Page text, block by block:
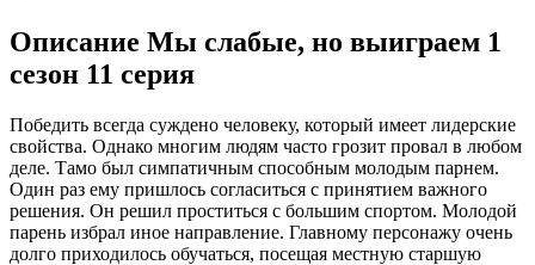
Описание Мы слабые, но выиграем 1
сезон 11 серия
Победить всегда суждено человеку, который имеет лидерские
свойства. Однако многим людям часто грозит провал в любом
деле. Тамо был симпатичным способным молодым парнем.
Один раз ему пришлось согласиться с принятием важного
решения. Он решил проститься с большим спортом. Молодой
парень избрал иное направление. Главному персонажу очень
долго приходилось обучаться, посещая местную старшую